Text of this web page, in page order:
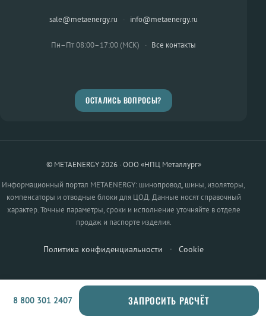
sale@metaenergy.ru · info@metaenergy.ru
Пн–Пт 08:00–17:00 (МСК) · Все контакты
ОСТАЛИСЬ ВОПРОСЫ?
© METAENERGY 2026 · ООО «НПЦ Металлург»
Информационный портал METAENERGY: шинопровод, шины, изоляторы,
компенсаторы и отводные блоки для ЦОД. Данные носят справочный
характер. Точные параметры, сроки и исполнение уточняйте в отделе
продаж и паспорте изделия.
Политика конфиденциальности · Cookie
8 800 301 2407 ЗАПРОСИТЬ РАСЧЁТ